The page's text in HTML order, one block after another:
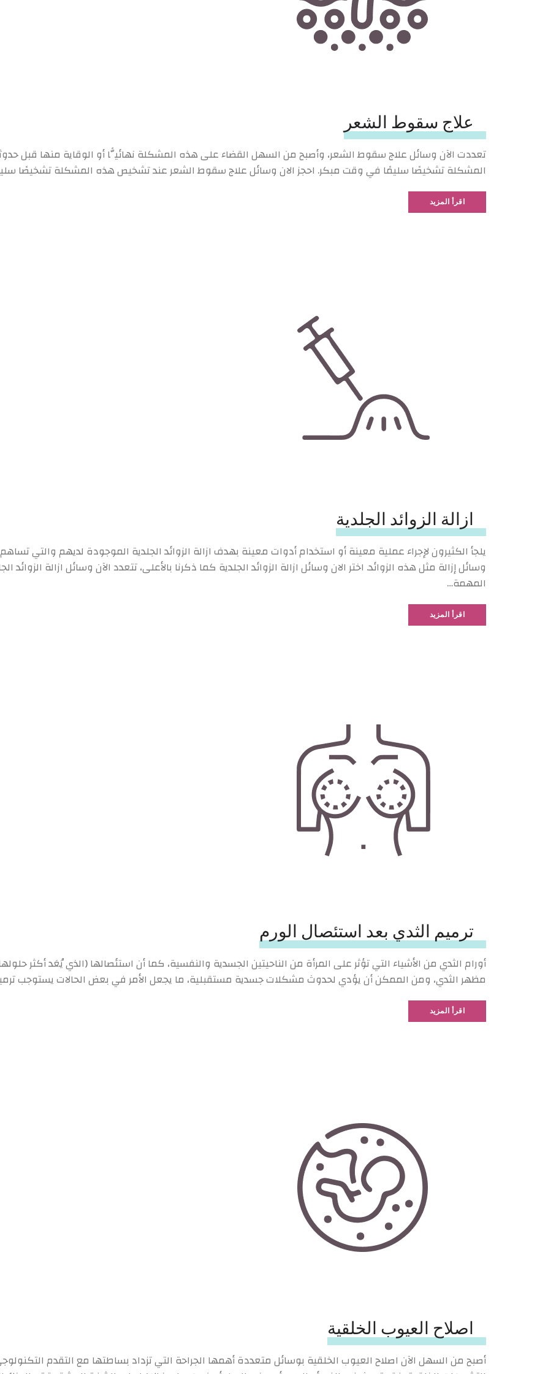
علاج سقوط الشعر
تعددت الآن وسائل علاج سقوط الشعر، وأصبح من السهل القضاء على هذه المشكلة نهائيًّا أو الوقاية منها قبل
المشكلة تشخيصًا سليمًا في وقت مبكر. احجز الان وسائل علاج سقوط الشعر عند تشخيص هذه المشكلة تشخيصًا
اقرأ المزيد
ازالة الزوائد الجلدية
يلجأ الكثيرون لإجراء عملية معينة أو استخدام أدوات معينة بهدف ازالة الزوائد الجلدية الموجودة لديهم والتي
وسائل إزالة مثل هذه الزوائد. اختر الان وسائل ازالة الزوائد الجلدية كما ذكرنا بالأعلى، تتعدد الآن وسائل ازالة
المهمة…
اقرأ المزيد
ترميم الثدي بعد استئصال الورم
أورام الثدي من الأشياء التي تؤثر على المرأة من الناحيتين الجسدية والنفسية، كما أن استئصالها (الذي يُعَد أكثر
مظهر الثدي، ومن الممكن أن يؤدي لحدوث مشكلات جسدية مستقبلية، ما يجعل الأمر في بعض الحالات يستوجب
اقرأ المزيد
اصلاح العيوب الخلقية
أصبح من السهل الآن اصلاح العيوب الخلقية بوسائل متعددة أهمها الجراحة التي تزداد بساطتها مع التقدم